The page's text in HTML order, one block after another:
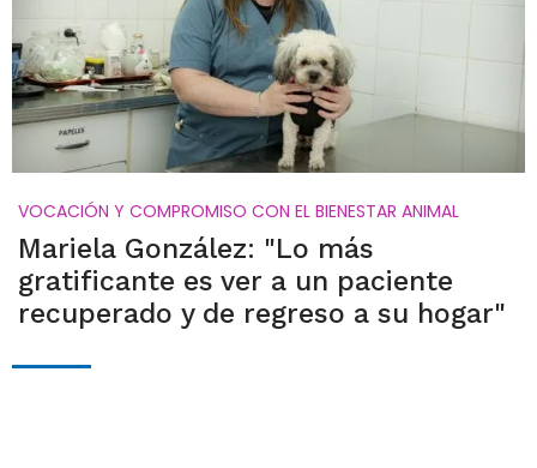
VOCACIÓN Y COMPROMISO CON EL BIENESTAR ANIMAL
Mariela González: "Lo más
gratificante es ver a un paciente
recuperado y de regreso a su hogar"